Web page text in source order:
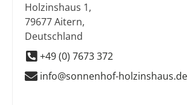
Holzinshaus 1,
79677Aitern,
Deutschland
+49 (0) 7673 372
info@sonnenhof-holzinshaus.de